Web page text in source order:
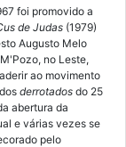
foi promovido a
de Judas (1979)
Augusto Melo
no Leste,
ao movimento
derrotados do 25
abertura da
e várias vezes se
pelo